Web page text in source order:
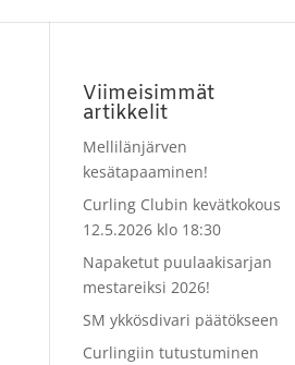
Viimeisimmät
artikkelit
Mellilänjärven
kesätapaaminen!
Curling Clubin kevätkokous
12.5.2026 klo 18:30
Napaketut puulaakisarjan
mestareiksi 2026!
SM ykkösdivari päätökseen
Curlingiin tutustuminen